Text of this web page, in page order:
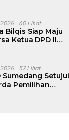
Sumedang
60 Lihat
Bilqis Siap Maju
Ketua DPD II
57 Lihat
Sumedang Setujui
Pemilihan